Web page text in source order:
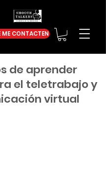
ME CONTACTEN
de aprender
el teletrabajo y
virtual
de 5 estrellas.